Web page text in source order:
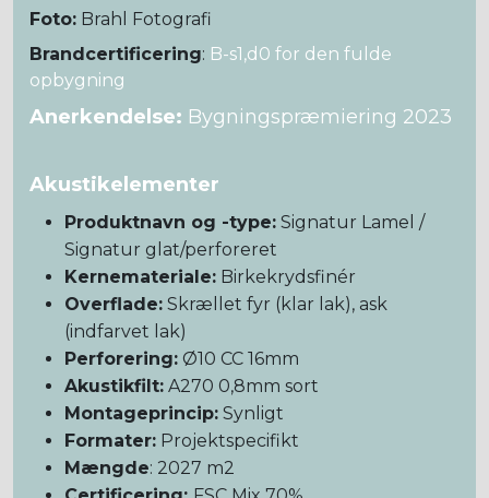
Foto: Brahl Fotografi
Brandcertificering: B-s1,d0 for den fulde
opbygning
Anerkendelse: Bygningspræmiering 2023
Akustikelementer
Produktnavn og -type: Signatur Lamel /
Signatur glat/perforeret
Kernemateriale: Birkekrydsfinér
Overflade: Skrællet fyr (klar lak), ask
(indfarvet lak)
Perforering: Ø10 CC 16mm
Akustikfilt: A270 0,8mm sort
Montageprincip: Synligt
Formater: Projektspecifikt
Mængde: 2027 m2